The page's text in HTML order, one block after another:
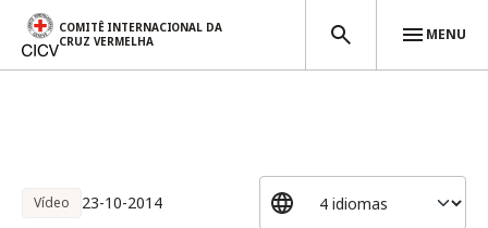
COMITÊ INTERNACIONAL DA
CRUZ VERMELHA
MENU
Vídeo 23-10-2014